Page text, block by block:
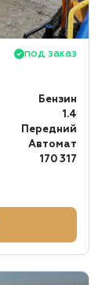
под заказ
Бензин
1.4
Передний
Автомат
170 317